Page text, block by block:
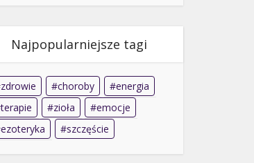
Najpopularniejsze tagi
zdrowie choroby
energia
terapie
zioła
emocje
ezoteryka
szczęście